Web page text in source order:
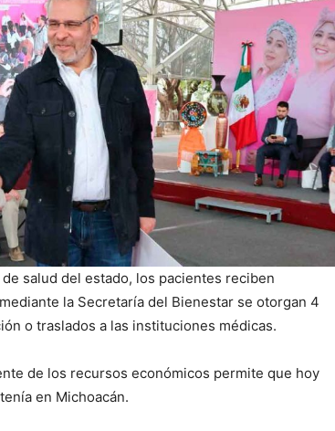
salud del estado, los pacientes reciben
la Secretaría del Bienestar se otorgan 4
o traslados a las instituciones médicas.
de los recursos económicos permite que hoy
en Michoacán.